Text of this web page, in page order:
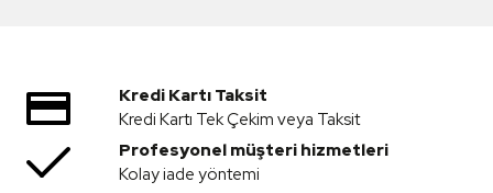
Kredi Kartı Taksit
Kredi Kartı Tek Çekim veya Taksit
Profesyonel müşteri hizmetleri
Kolay iade yöntemi